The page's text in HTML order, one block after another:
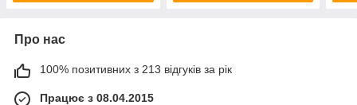
Про нас
100% позитивних з 213 відгуків за рік
Працює з 08.04.2015